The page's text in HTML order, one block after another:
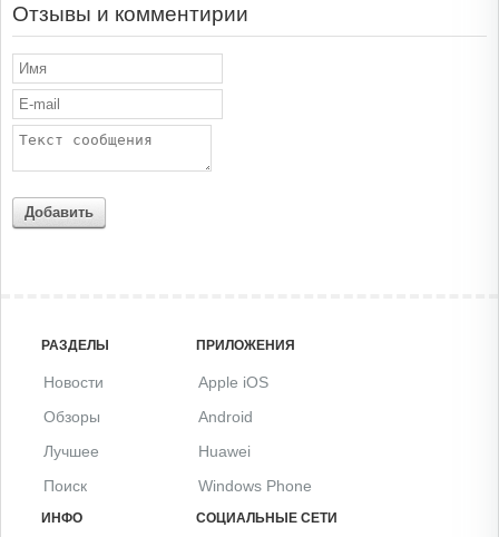
Отзывы и комментирии
Добавить
РАЗДЕЛЫ
Новости
Обзоры
Лучшее
Поиск
ПРИЛОЖЕНИЯ
Apple iOS
Android
Huawei
Windows Phone
ИНФО СОЦИАЛЬНЫЕ СЕТИ